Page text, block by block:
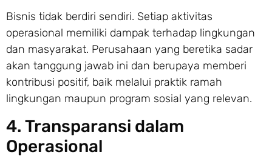
Bisnis tidak berdiri sendiri. Setiap aktivitas
operasional memiliki dampak terhadap lingkungan
dan masyarakat. Perusahaan yang beretika sadar
akan tanggung jawab ini dan berupaya memberi
kontribusi positif, baik melalui praktik ramah
lingkungan maupun program sosial yang relevan.
4. Transparansi dalam
Operasional